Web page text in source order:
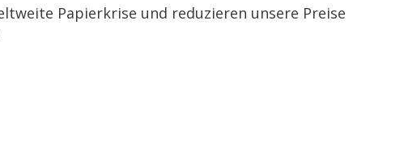
Papierkrise und reduzieren unsere Preise